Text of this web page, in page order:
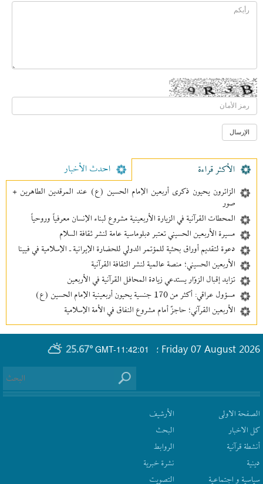
الأکثر قراءة احدث الأخبار
الزائرون يحيون ذكرى أربعين الإمام الحسين (ع) عند المرقدين الطاهرين +
صور
المحطات القرآنية في الزيارة الأربعينية مشروع لبناء الإنسان معرفیاً وروحياً
مسيرة الأربعين الحسيني تعتبر دبلوماسية عامة لنشر ثقافة السلام
دعوة لتقديم أوراق بحثية للمؤتمر الدولي للحضارة الإيرانية ـ الإسلامية في فيينا
الأربعين الحسيني؛ منصة عالمية لنشر الثقافة القرآنية
تزايد إقبال الزوّار يستدعي زيادة المحافل القرآنية في الأربعين
مسؤول عراقي: أكثر من 170 جنسية يحيون أربعينية الإمام الحسين (ع)
الأربعين القرآني؛ حاجزٌ أمام مشروع النفاق في الأمة الإسلامية
GMT-11:42:01
25.67° Friday 07 August 2026 ؛
الصفحة الاولى
كل الاخبار
أنشطة قرآنیة
دينية
سیاسیة و اجتماعیة
الأرشیف
البحث
الروابط
نشرة‌ خبریة
التصويت